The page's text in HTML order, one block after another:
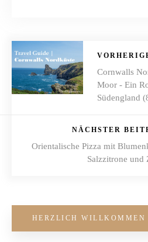
Cornwalls
Moor - Ein
Südengland
NÄCHSTER
Orientalische Pizza mit
Salzzitrone und
HERZLICH WILLKOMMEN